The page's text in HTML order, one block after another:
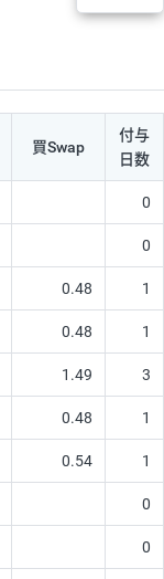
買Swap
付与
日数
0
0
0.48 1
0.48 1
1.49 3
0.48 1
0.54 1
0
0